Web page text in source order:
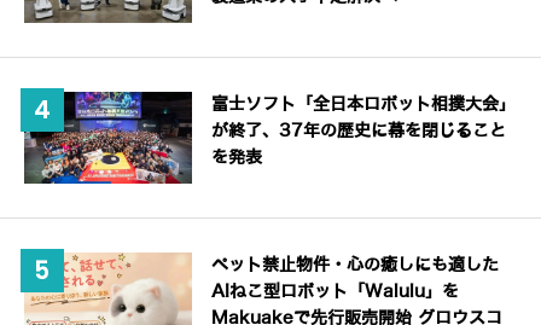
富士ソフト「全日本ロボット相撲大会」
が終了、37年の歴史に幕を閉じること
を発表
ペット禁止物件・心の癒しにも適した
AIねこ型ロボット「Walulu」を
Makuakeで先行販売開始 グロウスコ